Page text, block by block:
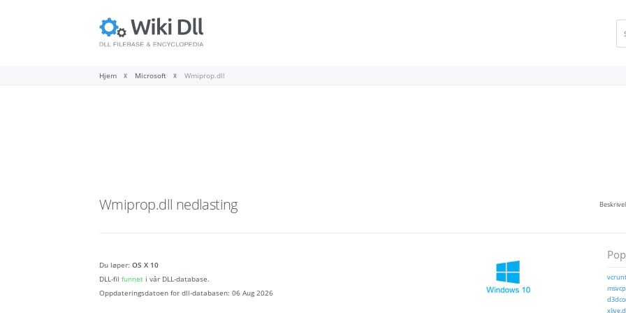
Hjem Microsoft Wmiprop.dll
Wmiprop.dll nedlasting
Du løper: OS X 10
DLL-fil funnet i vår DLL-database.
Oppdateringsdatoen for dll-databasen: 06 Aug 2026